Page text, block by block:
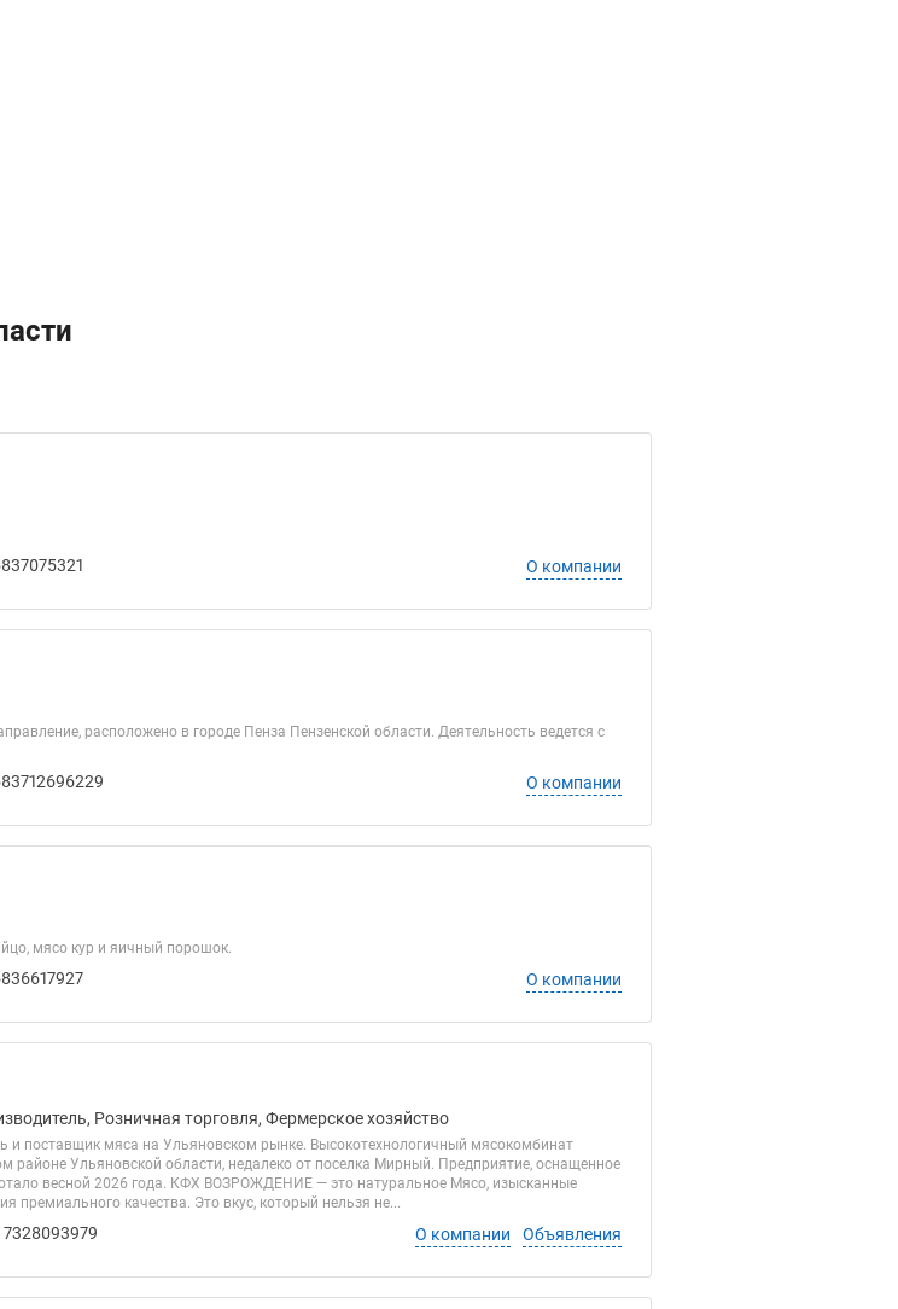
О компании
расположено в городе Пенза Пензенской области. Деятельность ведется с
О компании
мясо кур и яичный порошок.
О компании
Розничная торговля, Фермерское хозяйство
поставщик мяса на Ульяновском рынке. Высокотехнологичный мясокомбинат
районе Ульяновской области, недалеко от поселка Мирный. Предприятие, оснащенное
весной 2026 года. КФХ ВОЗРОЖДЕНИЕ — это натуральное Мясо, изысканные
премиального качества. Это вкус, который нельзя не...
О компании Объявления